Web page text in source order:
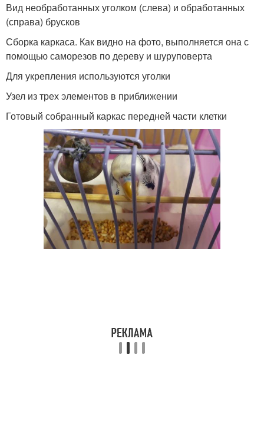
Вид необработанных уголком (слева) и обработанных
(справа) брусков
Сборка каркаса. Как видно на фото, выполняется она с
помощью саморезов по дереву и шуруповерта
Для укрепления используются уголки
Узел из трех элементов в приближении
Готовый собранный каркас передней части клетки